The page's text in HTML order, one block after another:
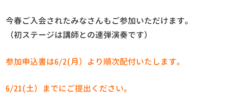
今春ご入会されたみなさんもご参加いただけます。
（初ステージは講師との連弾演奏です）
参加申込書は6/2(月）より順次配付いたします。
6/21(土）までにご提出ください。